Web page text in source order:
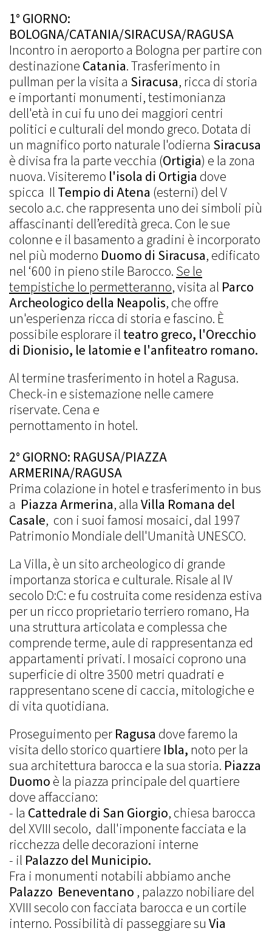
1° GIORNO:
BOLOGNA/CATANIA/SIRACUSA/RAGUSA
Incontro in aeroporto a Bologna per partire con
destinazioneCatania. Trasferimento in
pullman per la visita a Siracusa, ricca di storia
e importanti monumenti, testimonianza
dell'età in cui fu uno dei maggiori centri
politici e culturali del mondo greco. Dotata di
un magnifico porto naturale l'odierna Siracusa
è divisa fra la parte vecchia (Ortigia) e la zona
nuova. Visiteremo l'isola di Ortigia dove
spicca IlTempio di Atena (esterni) del V
secolo a.c. che rappresenta uno dei simboli più
affascinanti dell’eredità greca. Con le sue
colonne e il basamento a gradini è incorporato
nel più moderno Duomo di Siracusa, edificato
nel ‘600 in pieno stile Barocco.Se le
tempistiche lo permetteranno, visita al Parco
Archeologico della Neapolis, che offre
un'esperienza ricca di storia e fascino. È
possibile esplorare ilteatro greco, l'Orecchio
di Dionisio, le latomie e l'anfiteatro romano.
Al termine trasferimento in hotel a Ragusa.
Check-in e sistemazione nelle camere
riservate. Cena e
pernottamento in hotel.
2° GIORNO: RAGUSA/PIAZZA
ARMERINA/RAGUSA
Prima colazione in hotel e trasferimento in bus
a Piazza Armerina, allaVilla Romana del
Casale, con i suoi famosi mosaici, dal 1997
Patrimonio Mondiale dell'Umanità UNESCO.
La Villa, è un sito archeologico di grande
importanza storica e culturale. Risale al IV
secolo D:C: e fu costruita come residenza estiva
per un ricco proprietario terriero romano, Ha
una struttura articolata e complessa che
comprende terme, aule di rappresentanza ed
appartamenti privati. I mosaici coprono una
superficie di oltre 3500 metri quadrati e
rappresentano scene di caccia, mitologiche e
di vita quotidiana.
Proseguimento perRagusa dove faremo la
visita dello storico quartiere Ibla,noto per la
sua architettura barocca e la sua storia. Piazza
Duomoè la piazza principale del quartiere
dove affacciano:
- la Cattedrale di San Giorgio, chiesa barocca
del XVIII secolo, dall'imponente facciata e la
ricchezza delle decorazioni interne
- il Palazzo del Municipio.
Fra i monumenti notabili abbiamo anche
Palazzo Beneventano, palazzo nobiliare del
XVIII secolo con facciata barocca e un cortile
interno. Possibilità di passeggiare suVia